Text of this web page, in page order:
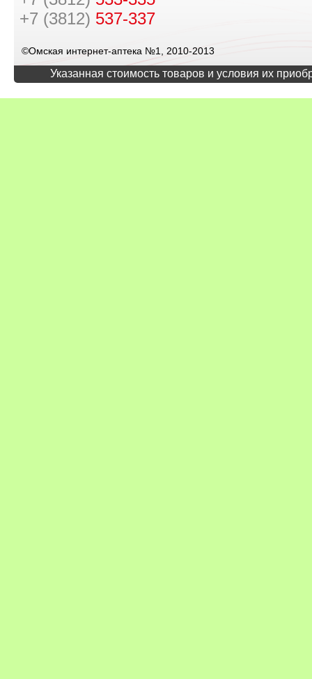
+7 (3812) 537-337
©Омская интернет-аптека №1, 2010-2013
Указанная стоимость товаров и условия их